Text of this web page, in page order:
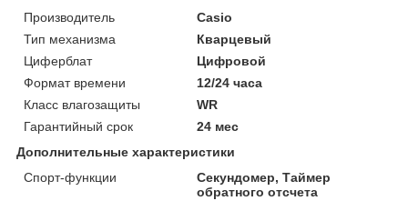
Производитель
Casio
Тип механизма
Кварцевый
Циферблат
Цифровой
Формат времени
12/24 часа
Класс влагозащиты
WR
Гарантийный срок
24 мес
Дополнительные характеристики
Спорт-функции
Секундомер, Таймер
обратного отсчета